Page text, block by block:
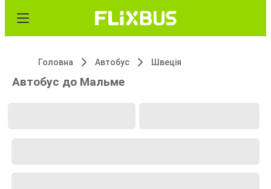
Головна Автобус Швеція
Автобус до Мальме